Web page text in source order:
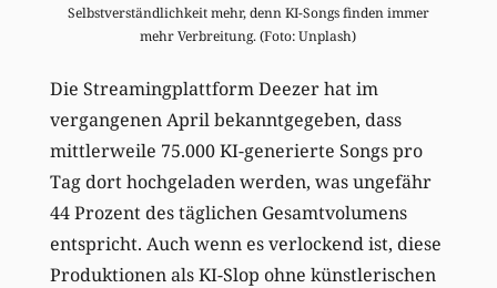
Selbstverständlichkeit mehr, denn KI-Songs finden immer
mehr Verbreitung. (Foto: Unplash)
Die Streamingplattform Deezer hat im
vergangenen April bekanntgegeben, dass
mittlerweile 75.000 KI-generierte Songs pro
Tag dort hochgeladen werden, was ungefähr
44 Prozent des täglichen Gesamtvolumens
entspricht. Auch wenn es verlockend ist, diese
Produktionen als KI-Slop ohne künstlerischen